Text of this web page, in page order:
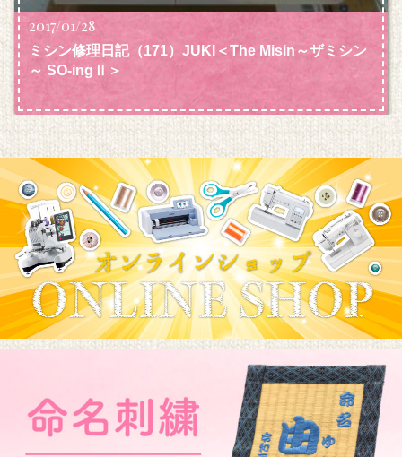
2017/01/28
ミシン修理日記（171）JUKI＜The Misin～ザミシン
～ SO-ingⅡ＞